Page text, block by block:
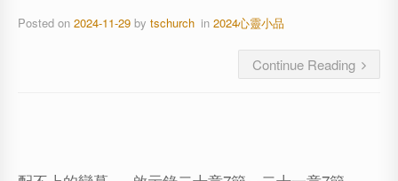
Posted on 2024-11-29 by tschurch in2024心靈小品
Continue Reading